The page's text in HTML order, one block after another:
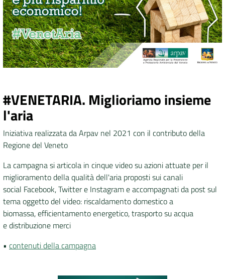
DATI
AMBIENTALI
su
#VENETARIA. Miglioriamo insieme
l'aria
Iniziativa realizzata da Arpav nel 2021 con il contributo della
Regione del Veneto
La campagna si articola in cinque video su azioni attuate per il
miglioramento della qualità dell'aria proposti sui canali
social Facebook, Twitter e Instagram e accompagnati da post sul
tema oggetto del video: riscaldamento domestico a
biomassa, efficientamento energetico, trasporto su acqua
e distribuzione merci
• contenuti della campagna